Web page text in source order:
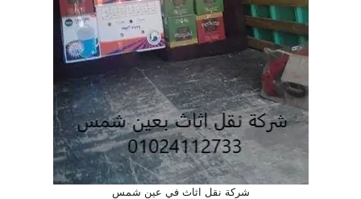
شركة نقل اثاث في عين شمس